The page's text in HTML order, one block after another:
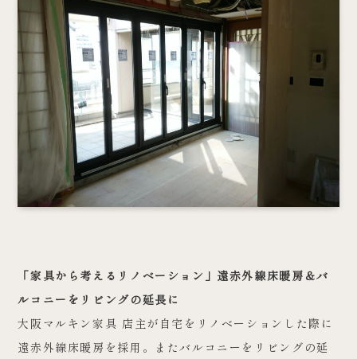
「家具から考えるリノベーション」遠赤外線床暖房＆バ
ルコニーをリビングの延長に
大阪マルキン家具 店主が自宅をリノベーションした際に
遠赤外線床暖房を採用。またバルコニーをリビングの延